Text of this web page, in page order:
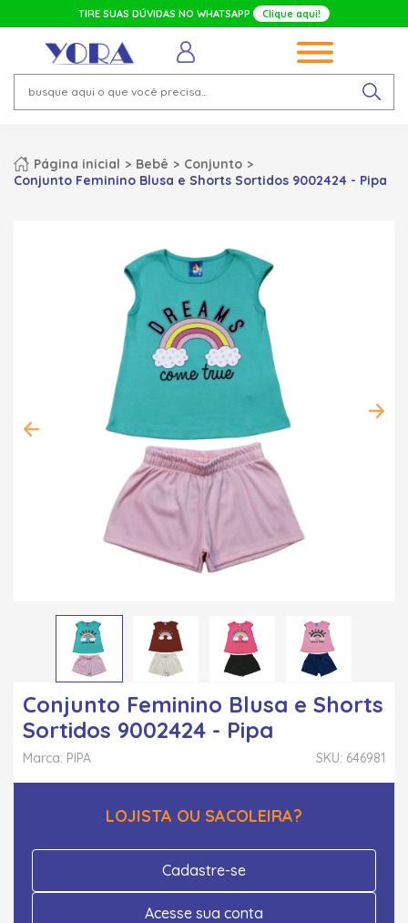
TIRE SUAS DÚVIDAS NO WHATSAPP Clique aqui!
Página inicial Bebê
Conjunto
Conjunto Feminino Blusa e Shorts Sortidos 9002424 - Pipa
Conjunto Feminino Blusa e Shorts
Sortidos 9002424 - Pipa
SKU: 646981
Marca: PIPA
LOJISTA OU SACOLEIRA?
Cadastre-se
Acesse sua conta